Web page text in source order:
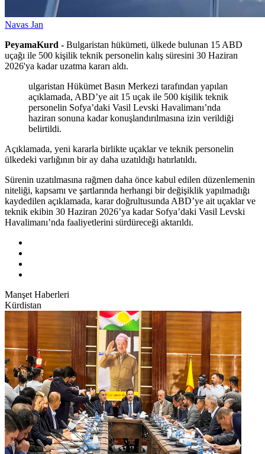
Navas Jan
PeyamaKurd - Bulgaristan hükümeti, ülkede bulunan 15 ABD
uçağı ile 500 kişilik teknik personelin kalış süresini 30 Haziran
2026'ya kadar uzatma kararı aldı.
ulgaristan Hükümet Basın Merkezi tarafından yapılan
açıklamada, ABD’ye ait 15 uçak ile 500 kişilik teknik
personelin Sofya’daki Vasil Levski Havalimanı’nda
haziran sonuna kadar konuşlandırılmasına izin verildiği
belirtildi.
Açıklamada, yeni kararla birlikte uçaklar ve teknik personelin
ülkedeki varlığının bir ay daha uzatıldığı hatırlatıldı.
Sürenin uzatılmasına rağmen daha önce kabul edilen düzenlemenin
niteliği, kapsamı ve şartlarında herhangi bir değişiklik yapılmadığı
kaydedilen açıklamada, karar doğrultusunda ABD’ye ait uçaklar ve
teknik ekibin 30 Haziran 2026’ya kadar Sofya’daki Vasil Levski
Havalimanı’nda faaliyetlerini sürdüreceği aktarıldı.
Manşet Haberleri
Kürdistan